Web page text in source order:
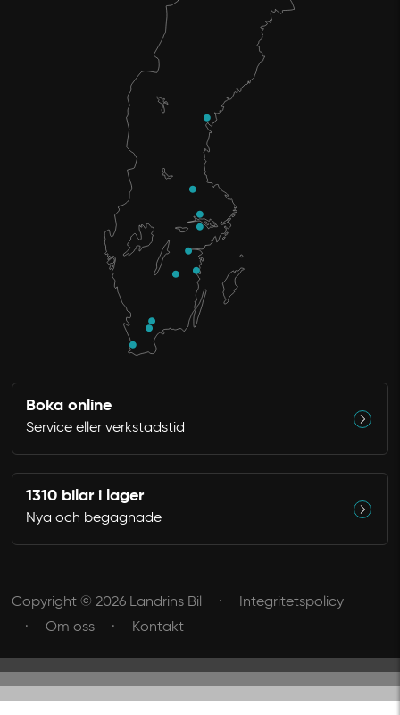
Boka online
Service eller verkstadstid
1310 bilar i lager
Nya och begagnade
Copyright © 2026 Landrins Bil
Integritetspolicy
Om oss
Kontakt